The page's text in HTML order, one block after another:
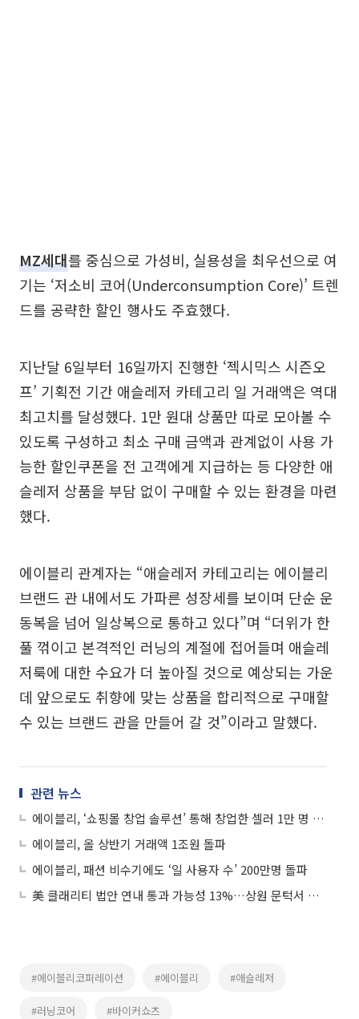
MZ세대를 중심으로 가성비, 실용성을 최우선으로 여
기는 ‘저소비 코어(Underconsumption Core)’ 트렌
드를 공략한 할인 행사도 주효했다.
지난달 6일부터 16일까지 진행한 ‘젝시믹스 시즌오
프’ 기획전 기간 애슬레저 카테고리 일 거래액은 역대
최고치를 달성했다. 1만 원대 상품만 따로 모아볼 수
있도록 구성하고 최소 구매 금액과 관계없이 사용 가
능한 할인쿠폰을 전 고객에게 지급하는 등 다양한 애
슬레저 상품을 부담 없이 구매할 수 있는 환경을 마련
했다.
에이블리 관계자는 “애슬레저 카테고리는 에이블리
브랜드 관 내에서도 가파른 성장세를 보이며 단순 운
동복을 넘어 일상복으로 통하고 있다”며 “더위가 한
풀 꺾이고 본격적인 러닝의 계절에 접어들며 애슬레
저룩에 대한 수요가 더 높아질 것으로 예상되는 가운
데 앞으로도 취향에 맞는 상품을 합리적으로 구매할
수 있는 브랜드 관을 만들어 갈 것”이라고 말했다.
관련 뉴스
에이블리, ‘쇼핑몰 창업 솔루션’ 통해 창업한 셀러 1만 명 돌파
에이블리, 올 상반기 거래액 1조원 돌파
에이블리, 패션 비수기에도 ‘일 사용자 수’ 200만명 돌파
美 클래리티 법안 연내 통과 가능성 13%…상원 문턱서 제동
#에이블리코퍼레이션 #에이블리 #애슬레저
#러닝코어 #바이커쇼츠